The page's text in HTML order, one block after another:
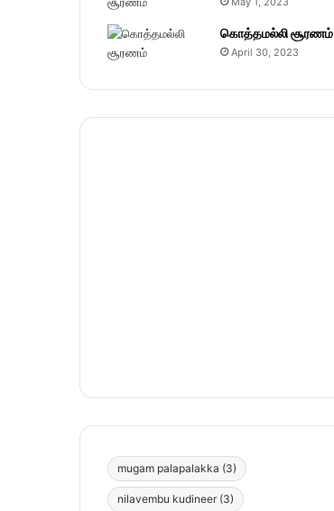
கொத்தமல்லி சூரணம்
April 30, 2023
mugam palapalakka (3)
nilavembu kudineer (3)